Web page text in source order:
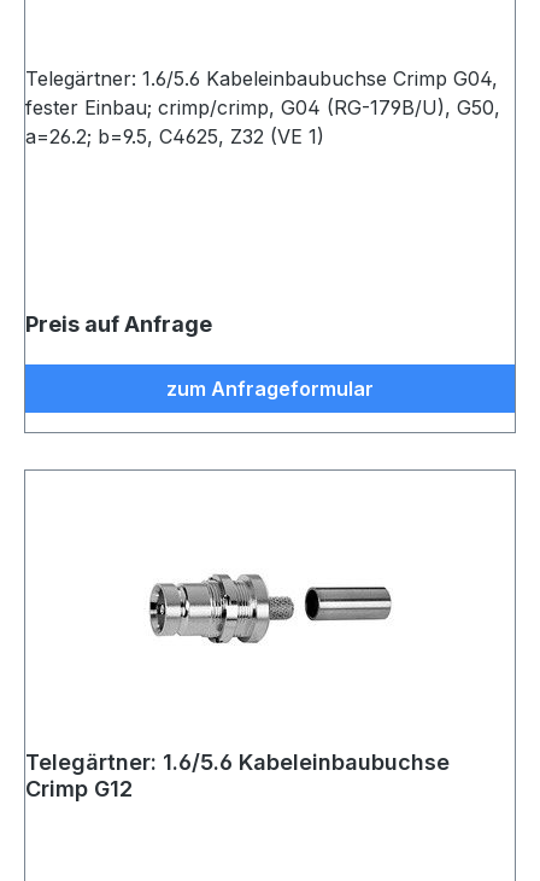
Telegärtner: 1.6/5.6 Kabeleinbaubuchse Crimp G04,
fester Einbau; crimp/crimp, G04 (RG-179B/U), G50,
a=26.2; b=9.5, C4625, Z32 (VE 1)
Preis auf Anfrage
zum Anfrageformular
Telegärtner: 1.6/5.6 Kabeleinbaubuchse
Crimp G12